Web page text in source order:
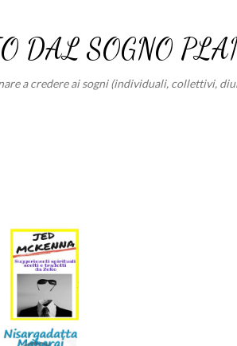
DAL SOGNO
a credere ai sogni (individuali, collettivi,